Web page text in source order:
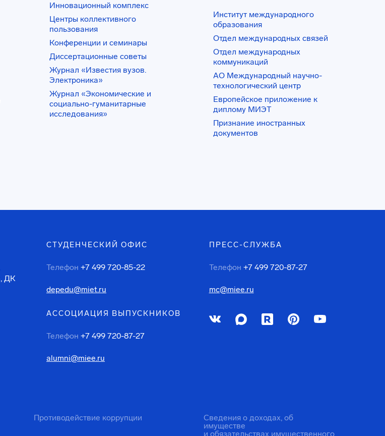
Инновационный комплекс
Центры коллективного
пользования
Конференции и семинары
Диссертационные советы
Журнал «Известия вузов.
Электроника»
Журнал «Экономические и
социально-гуманитарные
исследования»
Институт международного
образования
Отдел международных связей
Отдел международных
коммуникаций
АО Международный научно-
технологический центр
Европейское приложение к
диплому МИЭТ
Признание иностранных
документов
ДК
СТУДЕНЧЕСКИЙ ОФИС
Телефон +7 499 720-85-22
depedu@miet.ru
АССОЦИАЦИЯ ВЫПУСКНИКОВ
Телефон +7 499 720-87-27
alumni@miee.ru
ПРЕСС-СЛУЖБА
Телефон +7 499 720-87-27
mc@miee.ru
Противодействие коррупции
Сведения о доходах, об
имуществе
и обязательствах имущественного